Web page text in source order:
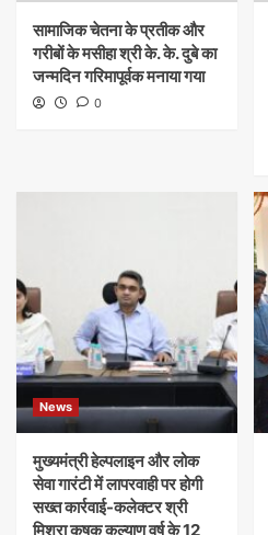
सामाजिक चेतना के प्रतीक और
गरीबों के मसीहा श्री के. के. दुबे का
जन्मदिन गरिमापूर्वक मनाया गया
0
News
मुख्यमंत्री हेल्पलाइन और लोक
सेवा गारंटी में लापरवाही पर होगी
सख्त कार्रवाई-कलेक्टर श्री
मिश्रा कृषक कल्याण वर्ष के 12